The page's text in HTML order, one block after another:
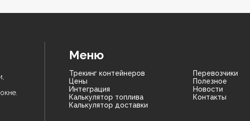
Меню
Трекинг контейнеров
Цены
Интеграция
Калькулятор топлива
Калькулятор доставки
Перевозчики
Полезное
Новости
Контакты